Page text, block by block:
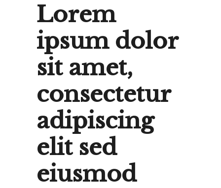
Lorem
ipsum dolor
sit amet,
consectetur
adipiscing
elit sed
eiusmod